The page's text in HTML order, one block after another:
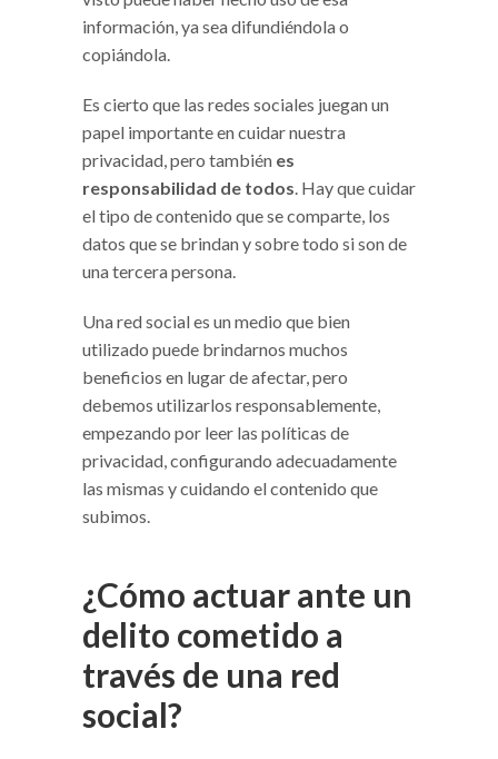
información, ya sea difundiéndola o
copiándola.
Es cierto que las redes sociales juegan un
papel importante en cuidar nuestra
privacidad, pero también es
responsabilidad de todos. Hay que cuidar
el tipo de contenido que se comparte, los
datos que se brindan y sobre todo si son de
una tercera persona.
Una red social es un medio que bien
utilizado puede brindarnos muchos
beneficios en lugar de afectar, pero
debemos utilizarlos responsablemente,
empezando por leer las políticas de
privacidad, configurando adecuadamente
las mismas y cuidando el contenido que
subimos.
¿Cómo actuar ante un
delito cometido a
través de una red
social?